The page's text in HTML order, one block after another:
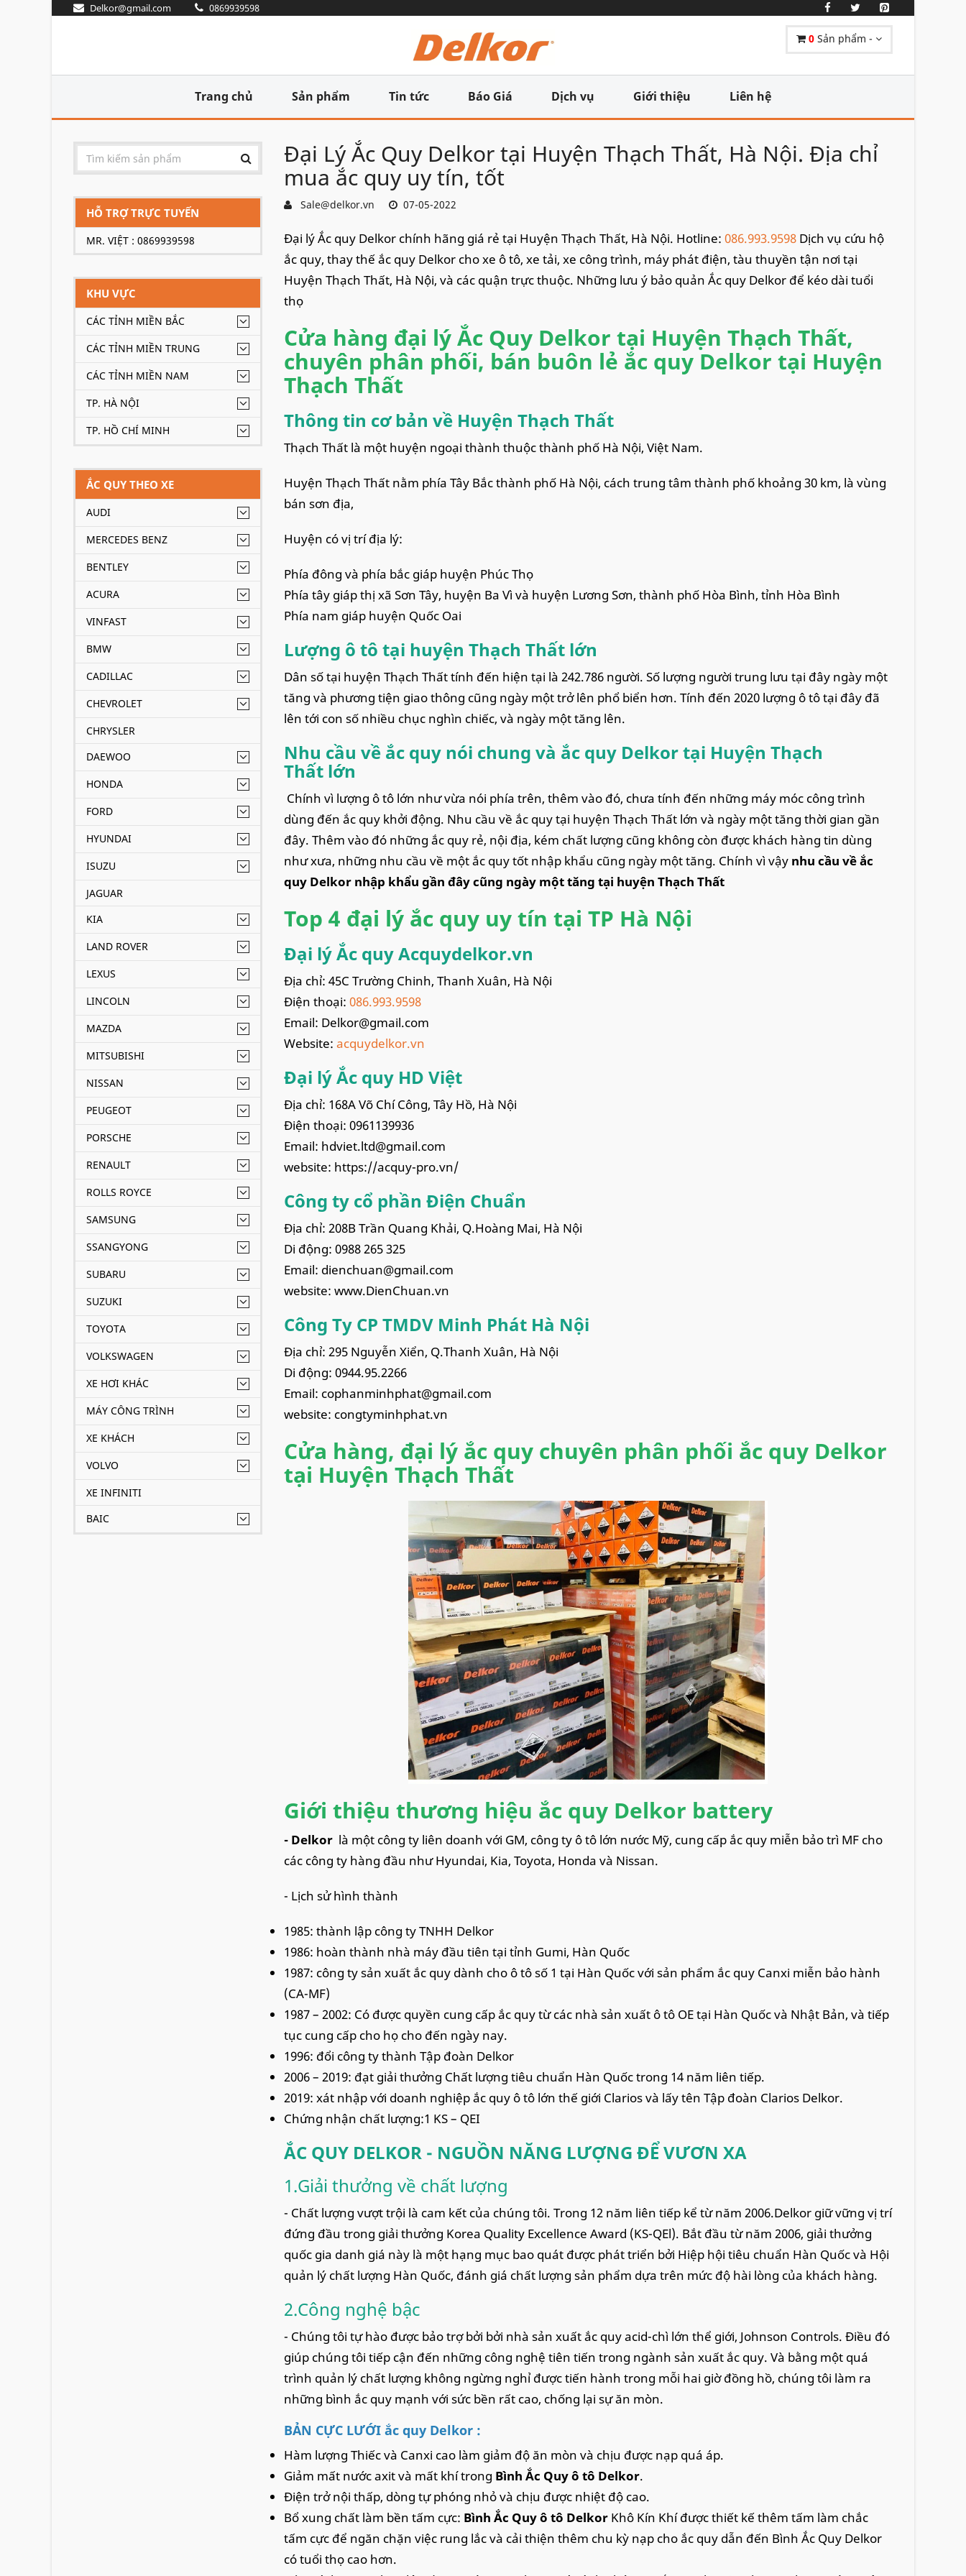
Delkor@gmail.com 0869939598
0 Sản phẩm -
Trang chủ Sản phẩm Tin tức Báo Giá Dịch vụ Giới thiệu Liên hệ
HỖ TRỢ TRỰC TUYẾN
MR. VIỆT : 0869939598
KHU VỰC
CÁC TỈNH MIỀN BẮC
CÁC TỈNH MIỀN TRUNG
CÁC TỈNH MIỀN NAM
TP. HÀ NỘI
TP. HỒ CHÍ MINH
ẮC QUY THEO XE
AUDI
MERCEDES BENZ
BENTLEY
ACURA
VINFAST
BMW
CADILLAC
CHEVROLET
CHRYSLER
DAEWOO
HONDA
FORD
HYUNDAI
ISUZU
JAGUAR
KIA
LAND ROVER
LEXUS
LINCOLN
MAZDA
MITSUBISHI
NISSAN
PEUGEOT
PORSCHE
RENAULT
ROLLS ROYCE
SAMSUNG
SSANGYONG
SUBARU
SUZUKI
TOYOTA
VOLKSWAGEN
XE HƠI KHÁC
MÁY CÔNG TRÌNH
XE KHÁCH
VOLVO
XE INFINITI
BAIC
Đại Lý Ắc Quy Delkor tại Huyện Thạch Thất, Hà Nội. Địa chỉ
mua ắc quy uy tín, tốt
Sale@delkor.vn 07-05-2022
Đại lý Ắc quy Delkor chính hãng giá rẻ tại Huyện Thạch Thất, Hà Nội. Hotline: 086.993.9598Dịch vụ cứu hộ
ắc quy, thay thế ắc quy Delkor cho xe ô tô, xe tải, xe công trình, máy phát điện, tàu thuyền tận nơi tại
Huyện Thạch Thất, Hà Nội, và các quận trực thuộc. Những lưu ý bảo quản Ắc quy Delkor để kéo dài tuổi
thọ
Cửa hàng đại lý Ắc Quy Delkor tại Huyện Thạch Thất,
chuyên phân phối, bán buôn lẻ ắc quy Delkor tại Huyện
Thạch Thất
Thông tin cơ bản về Huyện Thạch Thất
Thạch Thất là một huyện ngoại thành thuộc thành phố Hà Nội, Việt Nam.
Huyện Thạch Thất nằm phía Tây Bắc thành phố Hà Nội, cách trung tâm thành phố khoảng 30 km, là vùng
bán sơn địa,
Huyện có vị trí địa lý:
Phía đông và phía bắc giáp huyện Phúc Thọ
Phía tây giáp thị xã Sơn Tây, huyện Ba Vì và huyện Lương Sơn, thành phố Hòa Bình, tỉnh Hòa Bình
Phía nam giáp huyện Quốc Oai
Lượng ô tô tại huyện Thạch Thấtlớn
Dân số tại huyện Thạch Thất tính đến hiện tại là 242.786 người. Số lượng người trung lưu tại đây ngày một
tăng và phương tiện giao thông cũng ngày một trở lên phổ biển hơn. Tính đến 2020 lượng ô tô tại đây đã
lên tới con số nhiều chục nghìn chiếc, và ngày một tăng lên.
Nhu cầu về ắc quy nói chung và ắc quy Delkor tại Huyện Thạch
Thấtlớn
Chính vì lượng ô tô lớn như vừa nói phía trên, thêm vào đó, chưa tính đến những máy móc công trình
dùng đến ắc quy khởi động. Nhu cầu về ắc quy tại huyện Thạch Thất lớn và ngày một tăng thời gian gần
đây. Thêm vào đó những ắc quy rẻ, nội địa, kém chất lượng cũng không còn được khách hàng tin dùng
như xưa, những nhu cầu về một ắc quy tốt nhập khẩu cũng ngày một tăng. Chính vì vậy nhu cầu về ắc
quy Delkor nhập khẩu gần đây cũng ngày một tăng tại huyện Thạch Thất
Top 4 đại lý ắc quy uy tín tại TP Hà Nội
Đại lý Ắc quy Acquydelkor.vn
Địa chỉ: 45C Trường Chinh, Thanh Xuân, Hà Nội
Điện thoại: 086.993.9598
Email: Delkor@gmail.com
Website: acquydelkor.vn
Đại lý Ắc quy HD Việt
Địa chỉ: 168A Võ Chí Công, Tây Hồ, Hà Nội
Điện thoại: 0961139936
Email: hdviet.ltd@gmail.com
website: https://acquy-pro.vn/
Công ty cổ phần Điện Chuẩn
Địa chỉ: 208B Trần Quang Khải, Q.Hoàng Mai, Hà Nội
Di động: 0988 265 325
Email: dienchuan@gmail.com
website: www.DienChuan.vn
Công Ty CP TMDV Minh Phát Hà Nội
Địa chỉ: 295 Nguyễn Xiển, Q.Thanh Xuân, Hà Nội
Di động: 0944.95.2266
Email: cophanminhphat@gmail.com
website: congtyminhphat.vn
Cửa hàng, đại lý ắc quy chuyên phân phối ắc quy Delkor
tại Huyện Thạch Thất
Giới thiệu thương hiệu ắc quy Delkor battery
- Delkor là một công ty liên doanh với GM, công ty ô tô lớn nước Mỹ, cung cấp ắc quy miễn bảo trì MF cho
các công ty hàng đầu như Hyundai, Kia, Toyota, Honda và Nissan.
- Lịch sử hình thành
1985: thành lập công ty TNHH Delkor
1986: hoàn thành nhà máy đầu tiên tại tỉnh Gumi, Hàn Quốc
1987: công ty sản xuất ắc quy dành cho ô tô số 1 tại Hàn Quốc với sản phẩm ắc quy Canxi miễn bảo hành
(CA-MF)
1987 – 2002: Có được quyền cung cấp ắc quy từ các nhà sản xuất ô tô OE tại Hàn Quốc và Nhật Bản, và tiếp
tục cung cấp cho họ cho đến ngày nay.
1996: đổi công ty thành Tập đoàn Delkor
2006 – 2019: đạt giải thưởng Chất lượng tiêu chuẩn Hàn Quốc trong 14 năm liên tiếp.
2019: xát nhập với doanh nghiệp ắc quy ô tô lớn thế giới Clarios và lấy tên Tập đoàn Clarios Delkor.
Chứng nhận chất lượng:1 KS – QEI
ẮC QUY DELKOR - NGUỒN NĂNG LƯỢNG ĐỂ VƯƠN XA
1.Giải thưởng về chất lượng
- Chất lượng vượt trội là cam kết của chúng tôi. Trong 12 năm liên tiếp kể từ năm 2006.Delkor giữ vững vị trí
đứng đầu trong giải thưởng Korea Quality Excellence Award (KS-QEl). Bắt đầu từ năm 2006, giải thưởng
quốc gia danh giá này là một hạng mục bao quát được phát triển bởi Hiệp hội tiêu chuẩn Hàn Quốc và Hội
quản lý chất lượng Hàn Quốc, đánh giá chất lượng sản phẩm dựa trên mức độ hài lòng của khách hàng.
2.Công nghệ bậc
- Chúng tôi tự hào được bảo trợ bởi bởi nhà sản xuất ắc quy acid-chì lớn thể giới, Johnson Controls. Điều đó
giúp chúng tôi tiếp cận đến những công nghệ tiên tiến trong ngành sản xuất ắc quy. Và bằng một quá
trình quản lý chất lượng không ngừng nghỉ được tiến hành trong mỗi hai giờ đồng hồ, chúng tôi làm ra
những bình ắc quy mạnh với sức bền rất cao, chống lại sự ăn mòn.
BẢN CỰC LƯỚI ắc quy Delkor :
Hàm lượng Thiếc và Canxi cao làm giảm độ ăn mòn và chịu được nạp quá áp.
Giảm mất nước axit và mất khí trong Bình Ắc Quy ô tô Delkor.
Điện trở nội thấp, dòng tự phóng nhỏ và chịu được nhiệt độ cao.
Bổ xung chất làm bền tấm cực: Bình Ắc Quy ô tô DelkorKhô Kín Khí được thiết kế thêm tấm làm chắc
tấm cực để ngăn chặn việc rung lắc và cải thiện thêm chu kỳ nạp cho ắc quy dẫn đến Bình Ắc Quy Delkor
có tuổi thọ cao hơn.